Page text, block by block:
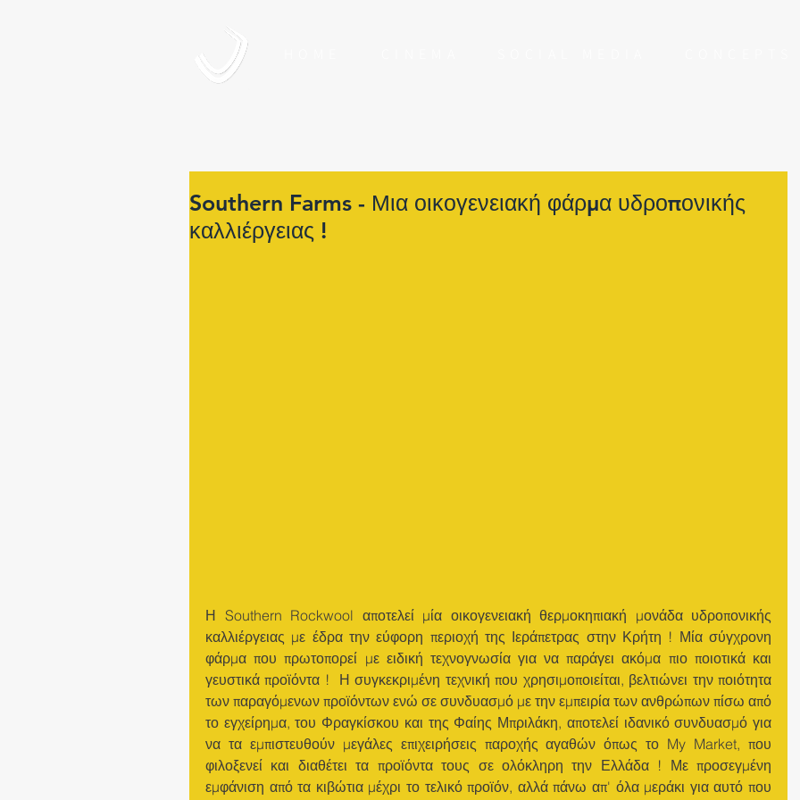
Southern Farms - Μια οικογενειακή φάρμα υδροπονικής
καλλιέργειας !
Η Southern Rockwool αποτελεί μία οικογενειακή θερμοκηπιακή μονάδα υδροπονικής
καλλιέργειας με έδρα την εύφορη περιοχή της Ιεράπετρας στην Κρήτη ! Μία σύγχρονη
φάρμα που πρωτοπορεί με ειδική τεχνογνωσία για να παράγει ακόμα πιο ποιοτικά και
γευστικά προϊόντα !  Η συγκεκριμένη τεχνική που χρησιμοποιείται, βελτιώνει την ποιότητα
των παραγόμενων προϊόντων ενώ σε συνδυασμό με την εμπειρία των ανθρώπων πίσω από
το εγχείρημα, του Φραγκίσκου και της Φαίης Μπριλάκη, αποτελεί ιδανικό συνδυασμό για
να τα εμπιστευθούν μεγάλες επιχειρήσεις παροχής αγαθών όπως το My Market, που
φιλοξενεί και διαθέτει τα προϊόντα τους σε ολόκληρη την Ελλάδα ! Με προσεγμένη
εμφάνιση από τα κιβώτια μέχρι το τελικό προϊόν, αλλά πάνω απ' όλα μεράκι για αυτό που